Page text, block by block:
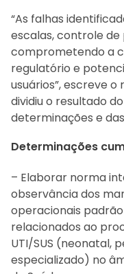
“As falhas
escalas, controle
comprometendo a
regulatório e
usuários”, escreve
dividiu o resultado
determinações e
Determinações
– Elaborar norma
observância dos
operacionais
relacionados ao
UTI/SUS (neonatal,
especializado) no